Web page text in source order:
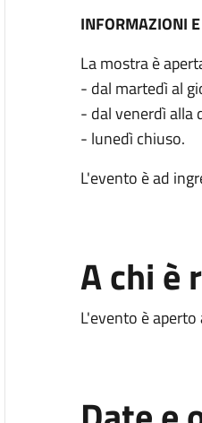
INFORMAZIONI
La mostra è
- dal martedì al
- dal venerdì alla
- lunedì chiuso.
L'evento è ad
A chi è
L'evento è